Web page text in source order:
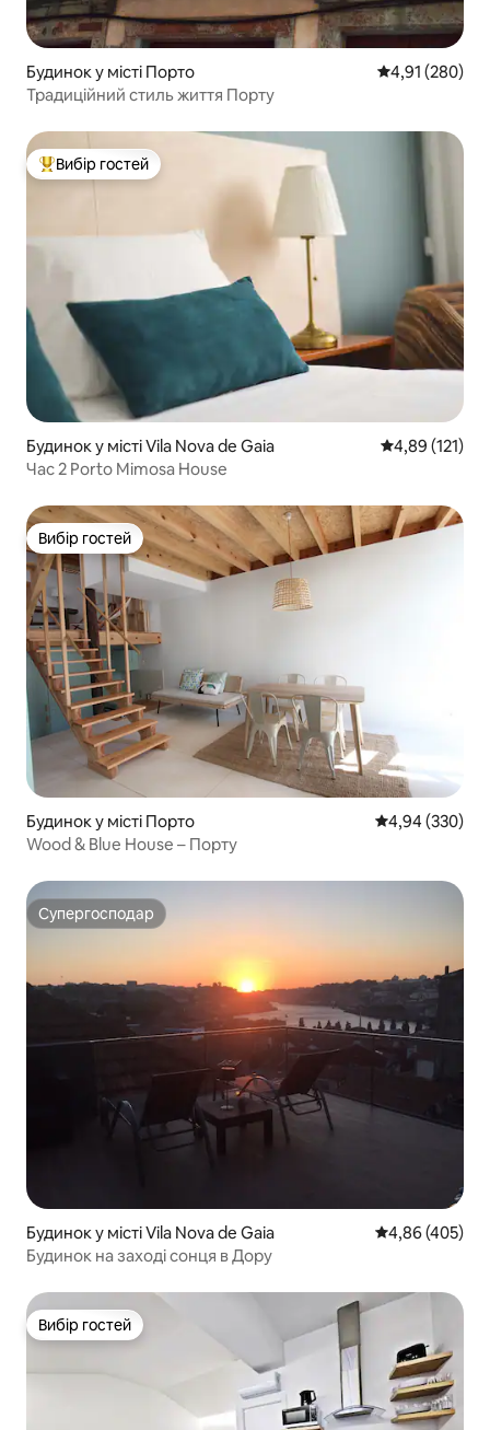
Будинок у місті Порто Середня
4,91 (280)
Традиційний стиль життя Порту
Топ вибір гостей
Вибір гостей
Будинок у місті Vila Nova de Gaia Середня
4,89 (121)
Час 2 Porto Mimosa House
Вибір гостей
Вибір гостей
Будинок у місті Порто Середня
4,94 (330)
Wood & Blue House – Порту
Супергосподар
Супергосподар
Будинок у місті Vila Nova de Gaia Середня
4,86 (405)
Будинок на заході сонця в Дору
Вибір гостей
Вибір гостей